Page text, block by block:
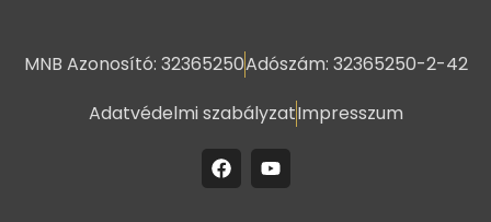
MNB Azonosító: 32365250Adószám: 32365250-2-42
Adatvédelmi szabályzatImpresszum